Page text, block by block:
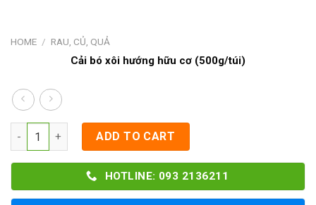
HOME / RAU, CỦ, QUẢ
Cải bó xôi hướng hữu cơ (500g/túi)
Cải bó xôi hướng hữu cơ (500g/túi) quantity
ADD TO CART
HOTLINE: 093 2136211